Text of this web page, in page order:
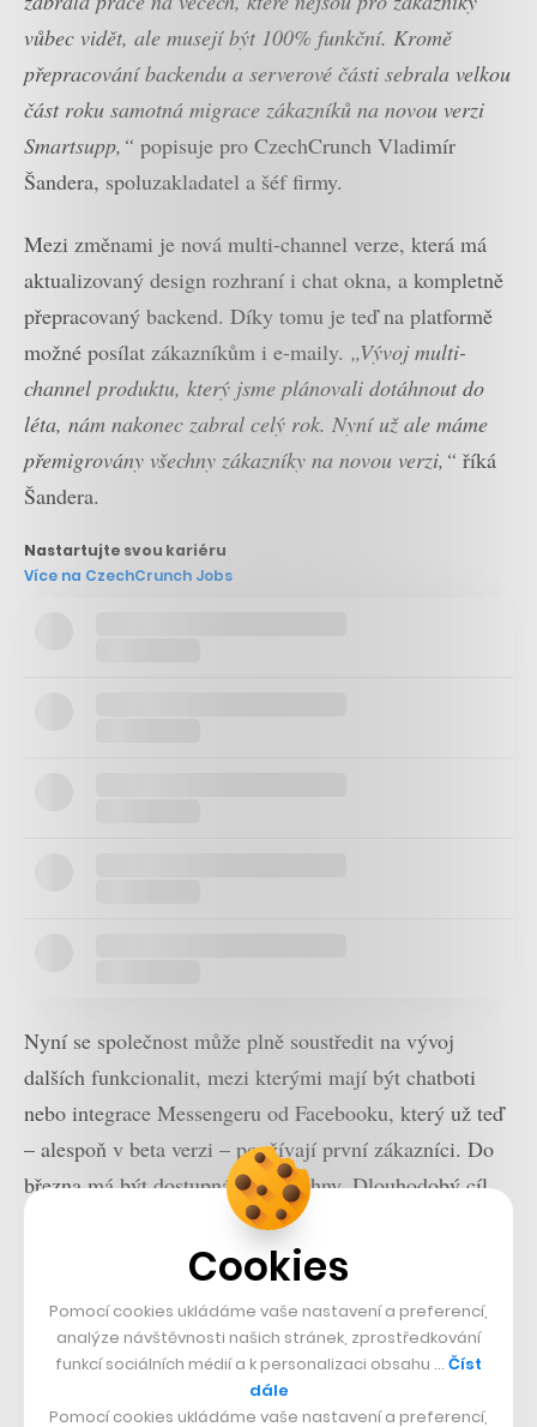
vůbec vidět, ale musejí být 100% funkční. Kromě
přepracování backendu a serverové části sebrala velkou
část roku samotná migrace zákazníků na novou verzi
Smartsupp,“ popisuje pro CzechCrunch Vladimír
Šandera, spoluzakladatel a šéf firmy.
Mezi změnami je nová multi-channel verze, která má
aktualizovaný design rozhraní i chat okna, a kompletně
přepracovaný backend. Díky tomu je teď na platformě
možné posílat zákazníkům i e-maily. „Vývoj multi-
channel produktu, který jsme plánovali dotáhnout do
léta, nám nakonec zabral celý rok. Nyní už ale máme
přemigrovány všechny zákazníky na novou verzi,“ říká
Šandera.
Nastartujte svou kariéru
Více na CzechCrunch Jobs
Nyní se společnost může plně soustředit na vývoj
dalších funkcionalit, mezi kterými mají být chatboti
nebo integrace Messengeru od Facebooku, který už teď
– alespoň v beta verzi – používají první zákazníci. Do
března má být dostupná pro všechny. Dlouhodobý cíl
Smartsuppu ale zůstává pořád stejný.
Cookies
Pomocí cookies ukládáme vaše nastavení a preferencí,
analýze návštěvnosti našich stránek, zprostředkování
funkcí sociálních médií a k personalizaci obsahu … Číst
dále
Pomocí cookies ukládáme vaše nastavení a preferencí,